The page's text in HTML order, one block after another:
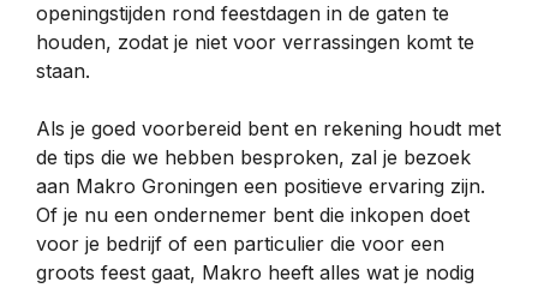
openingstijden rond feestdagen in de gaten te
houden, zodat je niet voor verrassingen komt te
staan.
Als je goed voorbereid bent en rekening houdt met
de tips die we hebben besproken, zal je bezoek
aan Makro Groningen een positieve ervaring zijn.
Of je nu een ondernemer bent die inkopen doet
voor je bedrijf of een particulier die voor een
groots feest gaat, Makro heeft alles wat je nodig